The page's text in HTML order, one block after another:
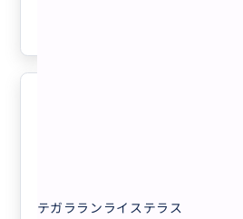
テガラランライステラス